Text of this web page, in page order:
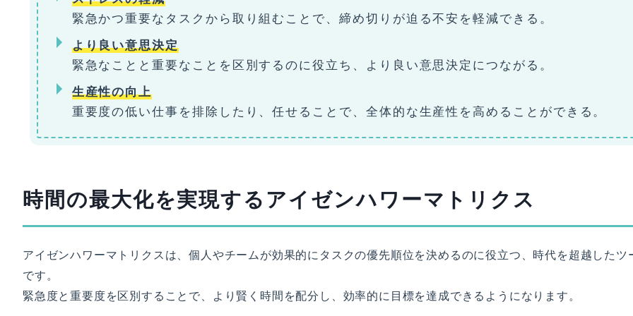
緊急かつ重要なタスクから取り組むことで、締め切りが迫る不安を軽減できる。
より良い意思決定
緊急なことと重要なことを区別するのに役立ち、より良い意思決定につながる。
生産性の向上
重要度の低い仕事を排除したり、任せることで、全体的な生産性を高めることができる。
時間の最大化を実現するアイゼンハワーマトリクス
アイゼンハワーマトリクスは、個人やチームが効果的にタスクの優先順位を決めるのに役立つ、時代を超越したツ
です。
緊急度と重要度を区別することで、より賢く時間を配分し、効率的に目標を達成できるようになります。